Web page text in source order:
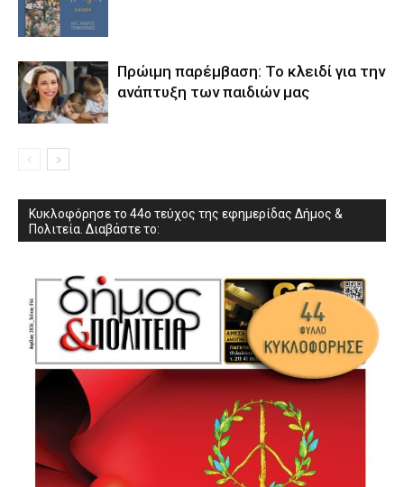
Πρώιμη παρέμβαση: Το κλειδί για την
ανάπτυξη των παιδιών µας
Κυκλοφόρησε το 44ο τεύχος της εφημερίδας Δήμος &
Πολιτεία. Διαβάστε το: